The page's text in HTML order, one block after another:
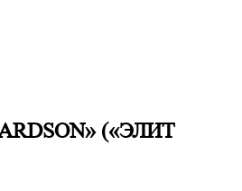
(«ЭЛИТ